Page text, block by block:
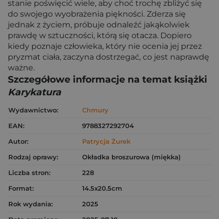
stanie poświęcić wiele, aby choć trochę zbliżyć się
do swojego wyobrażenia piękności. Zderza się
jednak z życiem, próbuje odnaleźć jakąkolwiek
prawdę w sztuczności, którą się otacza. Dopiero
kiedy poznaje człowieka, który nie ocenia jej przez
pryzmat ciała, zaczyna dostrzegać, co jest naprawdę
ważne.
Szczegółowe informacje na temat książki
Karykatura
Wydawnictwo:
Chmury
EAN:
9788327292704
Autor:
Patrycja Żurek
Rodzaj oprawy:
Okładka broszurowa (miękka)
Liczba stron:
228
Format:
14.5x20.5cm
Rok wydania:
2025